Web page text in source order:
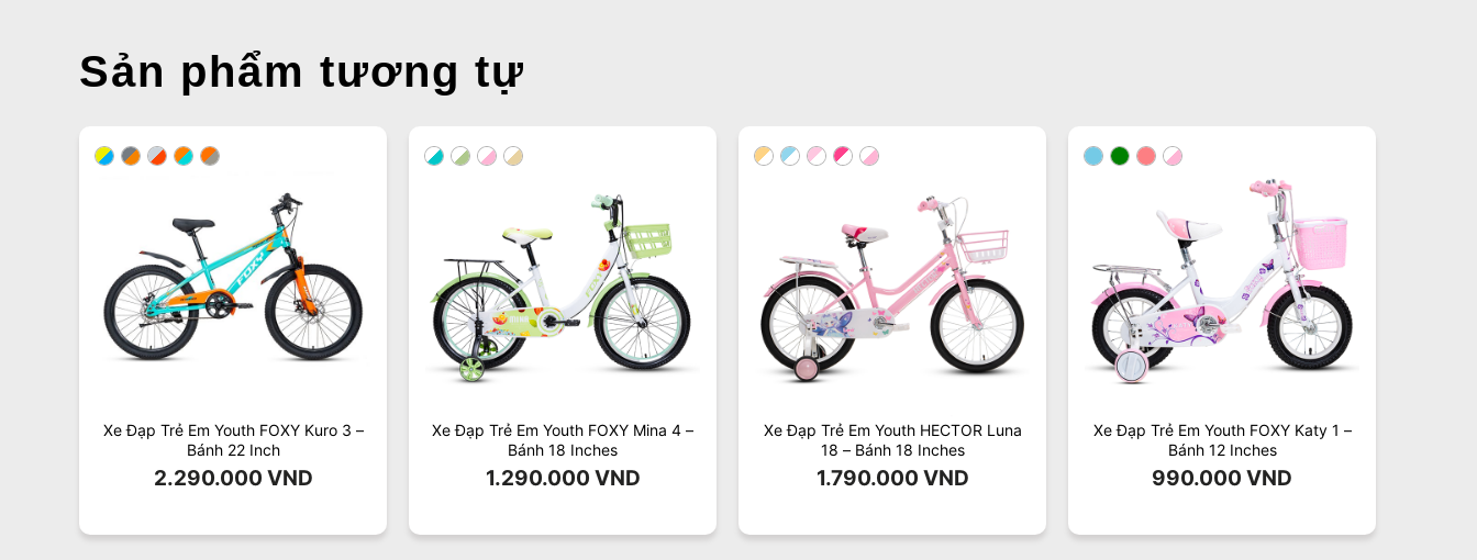
Sản phẩm tương tự
Xe Đạp Trẻ Em Youth FOXY Kuro 3 –
Bánh 22 Inch
2.290.000 VND
Xe Đạp Trẻ Em Youth FOXY Mina 4 –
Bánh 18 Inches
1.290.000 VND
Xe Đạp Trẻ Em Youth HECTOR Luna
18 – Bánh 18 Inches
1.790.000 VND
Xe Đạp Trẻ Em Youth FOXY Katy 1 –
Bánh 12 Inches
990.000 VND